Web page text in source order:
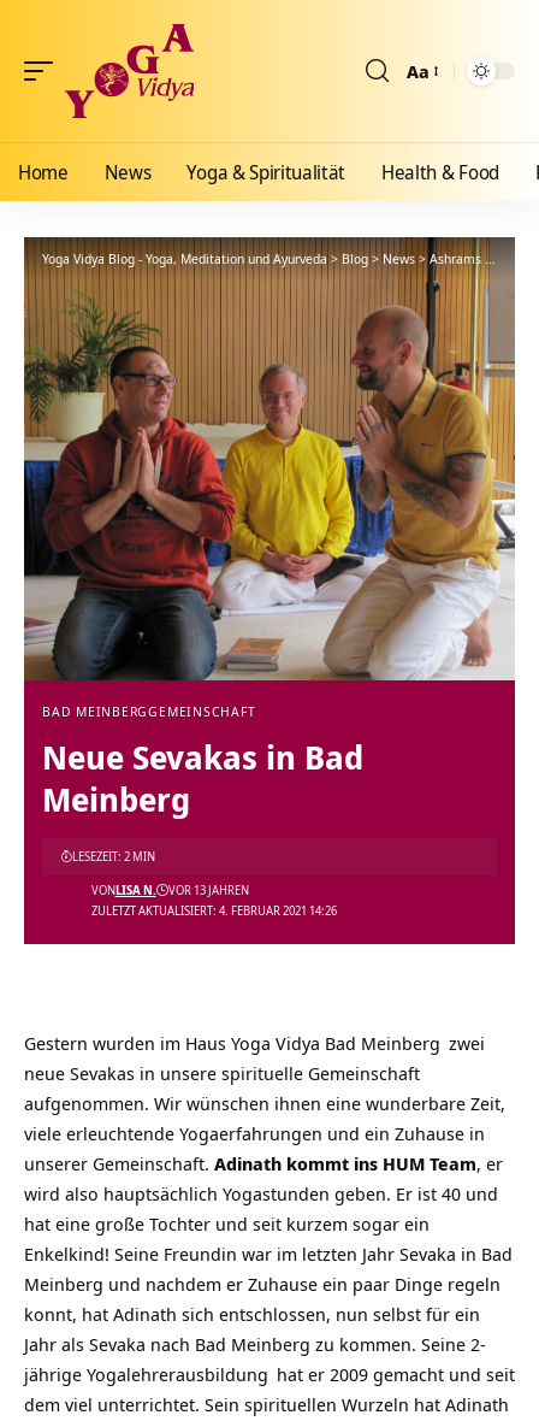
Aa
Home News Yoga & Spiritualität Health & Food
Yoga Vidya Blog - Yoga, Meditation und Ayurveda > Blog > News> Ashrams>
BAD MEINBERGGEMEINSCHAFT
Neue Sevakas in Bad
Meinberg
ZULETZT AKTUALISIERT: 4. FEBRUAR 2021 14:26
VONLISA N. VOR 13 JAHREN
LESEZEIT: 2 MIN
Gestern wurden im Haus Yoga Vidya Bad Meinberg zwei
neue Sevakas in unsere spirituelle Gemeinschaft
aufgenommen. Wir wünschen ihnen eine wunderbare Zeit,
viele erleuchtende Yogaerfahrungen und ein Zuhause in
unserer Gemeinschaft. Adinath kommt ins HUM Team, er
wird also hauptsächlich Yogastunden geben. Er ist 40 und
hat eine große Tochter und seit kurzem sogar ein
Enkelkind! Seine Freundin war im letzten Jahr Sevaka in Bad
Meinberg und nachdem er Zuhause ein paar Dinge regeln
konnt, hat Adinath sich entschlossen, nun selbst für ein
Jahr als Sevaka nach Bad Meinberg zu kommen. Seine 2-
jährige Yogalehrerausbildung hat er 2009 gemacht und seit
dem viel unterrichtet. Sein spirituellen Wurzeln hat Adinath